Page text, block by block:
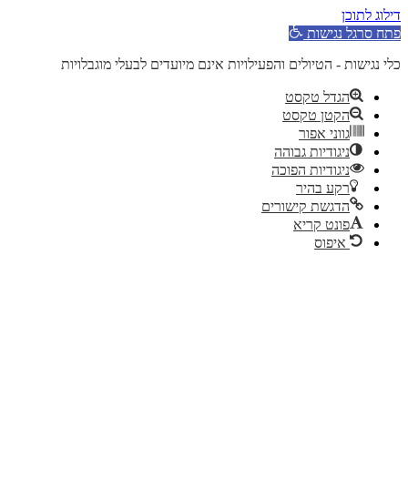
דילוג לתוכן
פתח סרגל נגישות
כלי נגישות - הטיולים והפעילויות אינם מיועדים לבעלי מוגבלויות
הגדל טקסט
הקטן טקסט
גווני אפור
ניגודיות גבוהה
ניגודיות הפוכה
רקע בהיר
הדגשת קישורים
פונט קריא
איפוס